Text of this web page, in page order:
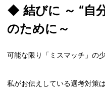
◆結びに ～ “自
のために ～
可能な限り「ミスマッチ」の
私がお伝えしている選考対策